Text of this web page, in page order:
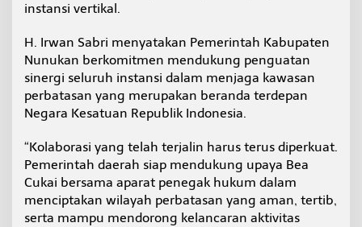
P
e
r
a
t
s
a
instansi vertikal.
H. Irwan Sabri menyatakan Pemerintah Kabupaten
Nunukan berkomitmen mendukung penguatan
sinergi seluruh instansi dalam menjaga kawasan
perbatasan yang merupakan beranda terdepan
Negara Kesatuan Republik Indonesia.
“Kolaborasi yang telah terjalin harus terus diperkuat.
Pemerintah daerah siap mendukung upaya Bea
Cukai bersama aparat penegak hukum dalam
menciptakan wilayah perbatasan yang aman, tertib,
serta mampu mendorong kelancaran aktivitas